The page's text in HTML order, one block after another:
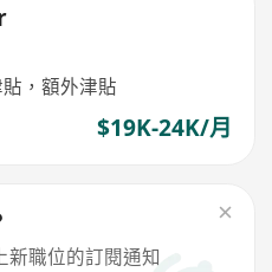
，額外津貼
$19K-24K/月
新職位的訂閱通知